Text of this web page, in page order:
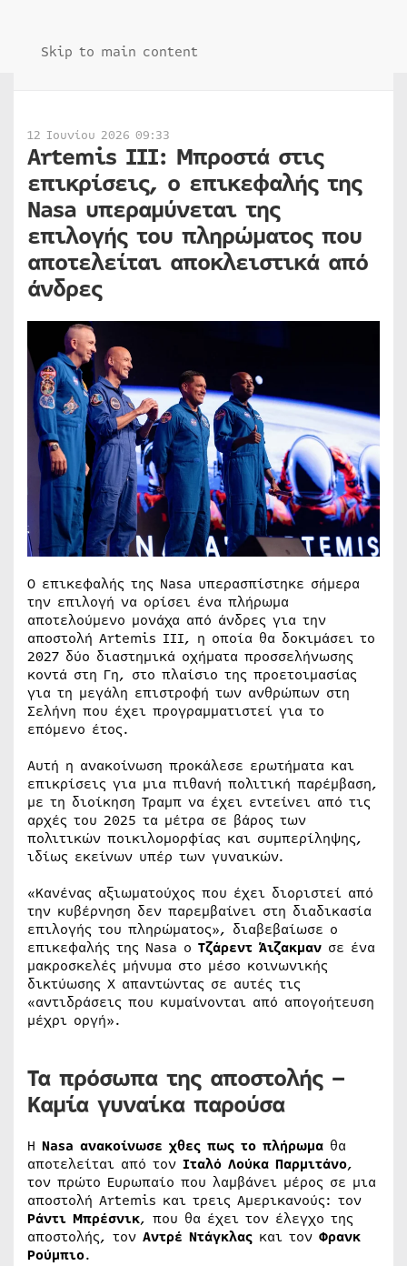
Skip to main content
12 Ιουνίου 2026 09:33
Artemis III: Μπροστά στις
επικρίσεις, ο επικεφαλής της
Nasa υπεραμύνεται της
επιλογής του πληρώματος που
αποτελείται αποκλειστικά από
άνδρες
Ο επικεφαλής της Nasa υπερασπίστηκε σήμερα
την επιλογή να ορίσει ένα πλήρωμα
αποτελούμενο μονάχα από άνδρες για την
αποστολή Artemis III, η οποία θα δοκιμάσει το
2027 δύο διαστημικά οχήματα προσσελήνωσης
κοντά στη Γη, στο πλαίσιο της προετοιμασίας
για τη μεγάλη επιστροφή των ανθρώπων στη
Σελήνη που έχει προγραμματιστεί για το
επόμενο έτος.
Αυτή η ανακοίνωση προκάλεσε ερωτήματα και
επικρίσεις για μια πιθανή πολιτική παρέμβαση,
με τη διοίκηση Τραμπ να έχει εντείνει από τις
αρχές του 2025 τα μέτρα σε βάρος των
πολιτικών ποικιλομορφίας και συμπερίληψης,
ιδίως εκείνων υπέρ των γυναικών.
«Κανένας αξιωματούχος που έχει διοριστεί από
την κυβέρνηση δεν παρεμβαίνει στη διαδικασία
επιλογής του πληρώματος», διαβεβαίωσε ο
επικεφαλής της Nasa ο Τζάρεντ Άιζακμαν σε ένα
μακροσκελές μήνυμα στο μέσο κοινωνικής
δικτύωσης Χ απαντώντας σε αυτές τις
«αντιδράσεις που κυμαίνονται από απογοήτευση
μέχρι οργή».
Τα πρόσωπα της αποστολής –
Καμία γυναίκα παρούσα
Η Nasa ανακοίνωσε χθες πως το πλήρωμα θα
αποτελείται από τον Ιταλό Λούκα Παρμιτάνο,
τον πρώτο Ευρωπαίο που λαμβάνει μέρος σε μια
αποστολή Artemis και τρεις Αμερικανούς: τον
Ράντι Μπρέσνικ, που θα έχει τον έλεγχο της
αποστολής, τον Αντρέ Ντάγκλας και τον Φρανκ
Ρούμπιο.